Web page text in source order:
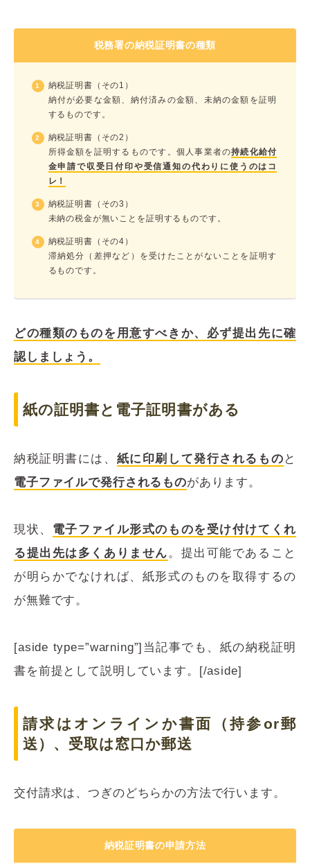
税務署の納税証明書の種類
納税証明書（その1）
納付が必要な金額、納付済みの金額、未納の金額を証明
するものです。
納税証明書（その2）
所得金額を証明するものです。個人事業者の持続化給付
金申請で収受日付印や受信通知の代わりに使うのはコ
レ！
納税証明書（その3）
未納の税金が無いことを証明するものです。
納税証明書（その4）
滞納処分（差押など）を受けたことがないことを証明す
るものです。
どの種類のものを用意すべきか、必ず提出先に確
認しましょう。
紙の証明書と電子証明書がある
納税証明書には、 紙に印刷して発行されるもの と
電子ファイルで発行されるものがあります。
現状、 電子ファイル形式のものを受け付けてくれ
る提出先は多くありません 。提出可能であること
が明らかでなければ、紙形式のものを取得するの
が無難です。
[aside type=”warning”]当記事でも、紙の納税証明
書を前提として説明しています。[/aside]
請求はオンラインか書面（持参or郵
送）、受取は窓口か郵送
交付請求は、つぎのどちらかの方法で行います。
納税証明書の申請方法